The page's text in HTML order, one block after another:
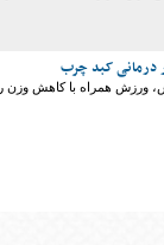
درمانی کبد چرب
همراه با کاهش وزن را